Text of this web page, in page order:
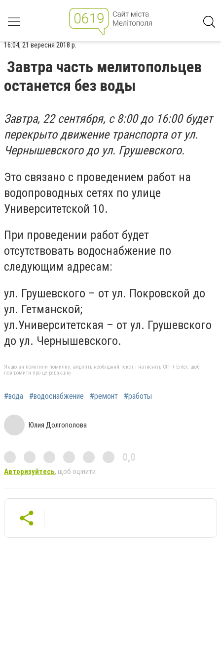
16:04, 21 вересня 2018 р.
Завтра часть мелитопольцев
останется без воды
Завтра, 22 сентября, с 8:00 до 16:00 будет
перекрыто движение транспорта от ул.
Чернышевского до ул. Грушевского.
Это связано с проведением работ на
водопроводных сетях по улице
Университетской 10.
При проведении работ будет
отсутствовать водоснабжение по
следующим адресам:
ул. Грушевского – от ул. Покровской до
ул. Гетманской;
ул.Университетская – от ул. Грушевского
до ул. Чернышевского.
Якщо ви помітили помилку, виділіть необхідний текст і натисніть Ctrl + Enter, щоб
повідомити про це редакцію
#вода #водоснабжение #ремонт #работы
Юлия Долгополова
0,0
Авторизуйтесь, щоб оцінити